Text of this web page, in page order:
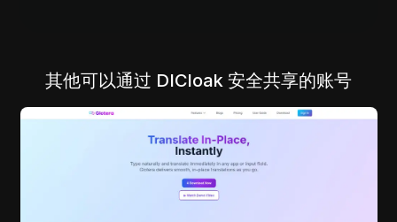
其他可以通过 DICloak 安全共享的账号